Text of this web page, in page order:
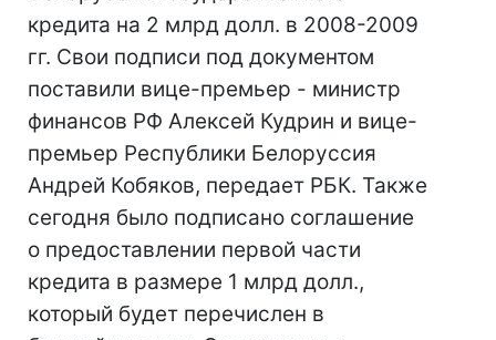
кредита на 2 млрд долл. в 2008-2009
гг. Свои подписи под документом
поставили вице-премьер - министр
финансов РФ Алексей Кудрин и вице-
премьер Республики Белоруссия
Андрей Кобяков, передает РБК. Также
сегодня было подписано соглашение
о предоставлении первой части
кредита в размере 1 млрд долл.,
который будет перечислен в